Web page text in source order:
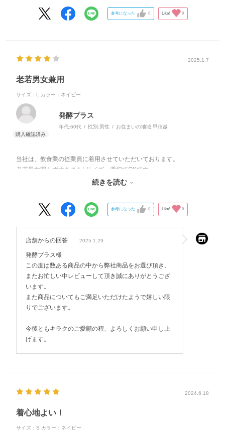
参考になった 0 Like! 0
2025.1.7
老若男女兼用
サイズ：L カラー：ネイビー
発酵プラス
年代:60代 性別:男性 お住まいの地域:甲信越
当社は、飲食業の従業員に着用させていただいております。
老若男女問わず大きさもLサイズ一選択でOKです。
便利で使いやすく長年愛用しています。
続きを読む
参考になった 0 Like! 0
店舗からの回答 2025.1.29
発酵プラス様
この度は数ある商品の中から弊社商品をお選び頂き、
またお忙しい中レビューして頂き誠にありがとうござ
います。
また商品についてもご満足いただけたようで嬉しい限
りでございます。
今後ともキラクのご愛顧の程、よろしくお願い申し上
げます。
2024.6.18
着心地よい！
サイズ：S カラー：ネイビー